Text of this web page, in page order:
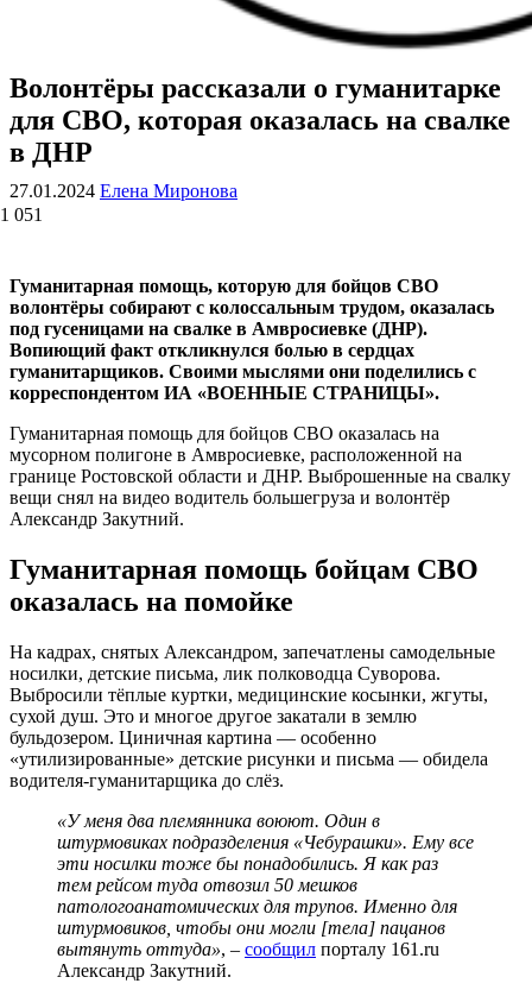
ВОЕННЫЕ СТРАНИЦЫ
СТАТЬИ ВОЕННОЙ ТЕМАТИКИ
Волонтёры рассказали о гуманитарке
для СВО, которая оказалась на свалке
в ДНР
27.01.2024 Елена Миронова
1 051
Гуманитарная помощь, которую для бойцов СВО
волонтёры собирают с колоссальным трудом, оказалась
под гусеницами на свалке в Амвросиевке (ДНР).
Вопиющий факт откликнулся болью в сердцах
гуманитарщиков. Своими мыслями они поделились с
корреспондентом ИА «ВОЕННЫЕ СТРАНИЦЫ».
Гуманитарная помощь для бойцов СВО оказалась на
мусорном полигоне в Амвросиевке, расположенной на
границе Ростовской области и ДНР. Выброшенные на свалку
вещи снял на видео водитель большегруза и волонтёр
Александр Закутний.
Гуманитарная помощь бойцам СВО
оказалась на помойке
На кадрах, снятых Александром, запечатлены самодельные
носилки, детские письма, лик полководца Суворова.
Выбросили тёплые куртки, медицинские косынки, жгуты,
сухой душ. Это и многое другое закатали в землю
бульдозером. Циничная картина — особенно
«утилизированные» детские рисунки и письма — обидела
водителя-гуманитарщика до слёз.
«У меня два племянника воюют. Один в
штурмовиках подразделения «Чебурашки». Ему все
эти носилки тоже бы понадобились. Я как раз
тем рейсом туда отвозил 50 мешков
патологоанатомических для трупов. Именно для
штурмовиков, чтобы они могли [тела] пацанов
вытянуть оттуда», – сообщил порталу 161.ru
Александр Закутний.